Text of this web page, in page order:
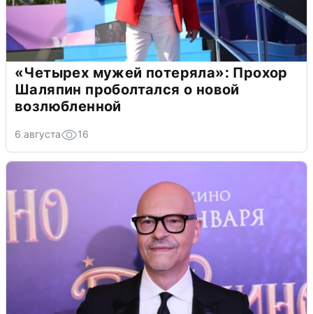
«Четырех мужей потеряла»: Прохор
Шаляпин проболтался о новой
возлюбленной
6 августа 16